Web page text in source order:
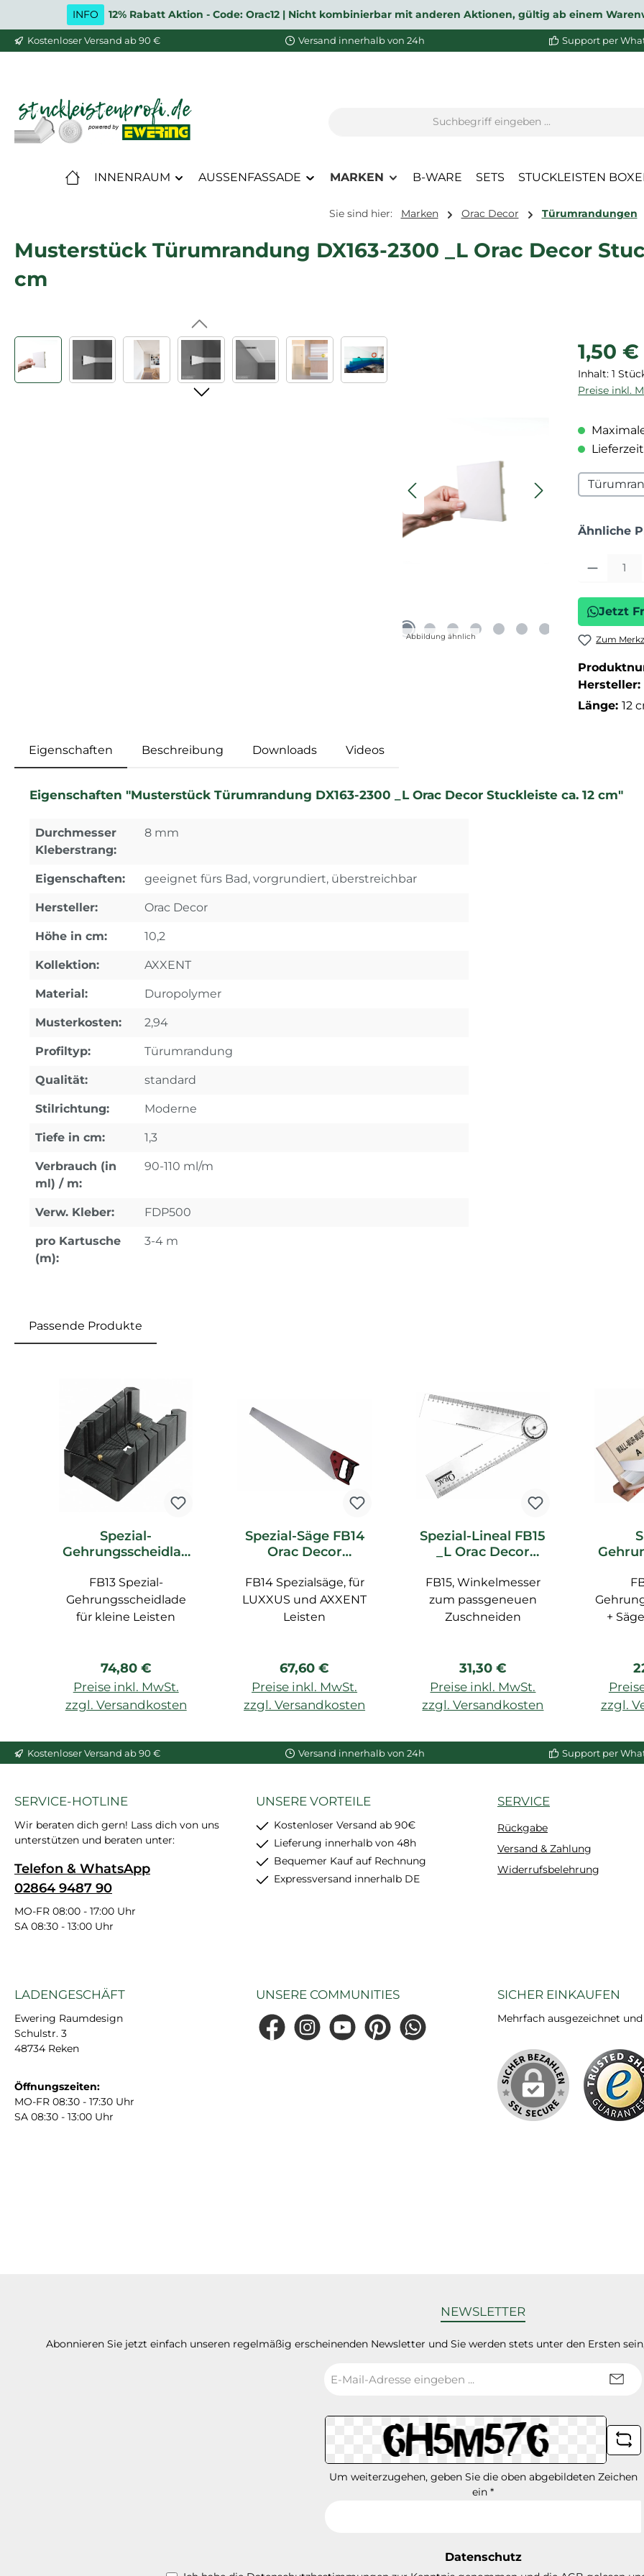
Hauptinhalt springen
Zur Suche springen
Zur Hauptnavigation springen
INFO 12% Rabatt Aktion - Code: Orac12 | Nicht kombinierbar mit anderen Aktionen, gültig ab einem
Kostenloser Versand ab 90 € Versand innerhalb von 24h Support per
INNENRAUM AUSSENFASSADE MARKEN B-WARE SETS STUCKLEISTEN
Sie sind hier: Marken Orac Decor Türumrandungen
Musterstück Türumrandung DX163-2300 _L Orac Decor
cm
Bildergalerie überspringen
Abbildung ähnlich
Regulärer
1,50 €
Inhalt: 1
Preise inkl.
Ähnliche
Produkt
Jetzt
Zum
Hersteller:
Länge: 12
Eigenschaften Beschreibung Downloads Videos
Eigenschaften "Musterstück Türumrandung DX163-2300 _L Orac Decor Stuckleiste ca. 12 cm"
Durchmesser
Kleberstrang:
8 mm
Eigenschaften: geeignet fürs Bad, vorgrundiert, überstreichbar
Hersteller: Orac Decor
Höhe in cm: 10,2
Kollektion: AXXENT
Material: Duropolymer
Musterkosten: 2,94
Profiltyp: Türumrandung
Qualität: standard
Stilrichtung: Moderne
Tiefe in cm: 1,3
Verbrauch (in
ml) / m:
90-110 ml/m
Verw. Kleber: FDP500
pro Kartusche
(m):
3-4 m
Passende Produkte
Spezial-
Gehrungsscheidlad
Zubehör
FB13 Spezial-
Gehrungsscheidlade
für kleine Leisten
Regulärer Preis:
74,80 €
Preise inkl. MwSt.
zzgl. Versandkosten
Spezial-Säge FB14
Orac Decor
FB14 Spezialsäge, für
LUXXUS und AXXENT
Leisten
Regulärer Preis:
67,60 €
Preise inkl. MwSt.
zzgl. Versandkosten
Spezial-Lineal FB15
_L Orac Decor
FB15, Winkelmesser
zum passgeneuen
Zuschneiden
Regulärer Preis:
31,30 €
Preise inkl. MwSt.
zzgl. Versandkosten
+
zzgl.
Kostenloser Versand ab 90 € Versand innerhalb von 24h Support per
SERVICE-HOTLINE
Wir beraten dich gern! Lass dich von uns
unterstützen und beraten unter:
Telefon & WhatsApp
02864 9487 90
MO-FR 08:00 - 17:00 Uhr
SA 08:30 - 13:00 Uhr
UNSERE VORTEILE
Kostenloser Versand ab 90€
Lieferung innerhalb von 48h
Bequemer Kauf auf Rechnung
Expressversand innerhalb DE
SERVICE
Rückgabe
Versand & Zahlung
Widerrufsbelehrung
LADENGESCHÄFT
Ewering Raumdesign
Schulstr. 3
48734 Reken
Öffnungszeiten:
MO-FR 08:30 - 17:30 Uhr
SA 08:30 - 13:00 Uhr
UNSERE COMMUNITIES
FacebookInstagramYouTubePinterestWhatsApp
SICHER EINKAUFEN
Mehrfach ausgezeichnet
NEWSLETTER
Abonnieren Sie jetzt einfach unseren regelmäßig erscheinenden Newsletter und Sie werden stets unter den Ersten
Mail-
*
Um weiterzugehen, geben Sie die oben abgebildeten Zeichen
ein *
Datenschutz